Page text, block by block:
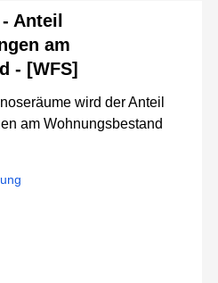
Anteil
am
- [WFS]
wird der Anteil
am Wohnungsbestand